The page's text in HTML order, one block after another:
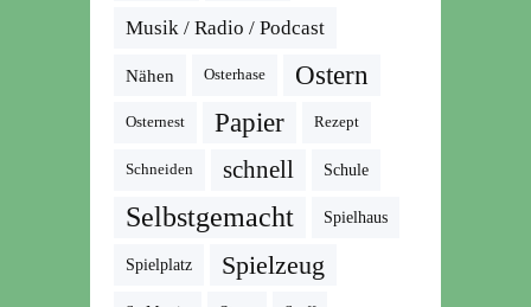
Musik / Radio / Podcast
Nähen Osterhase Ostern
Osternest Papier Rezept
Schneiden schnell Schule
Selbstgemacht Spielhaus
Spielplatz Spielzeug